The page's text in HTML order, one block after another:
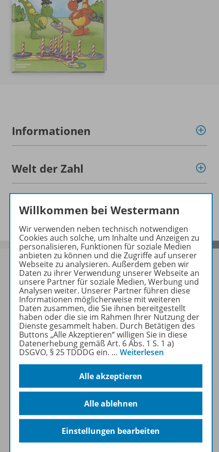
Informationen
Welt der Zahl
Benachrichtigungs-Service
Sofort profitieren
Zum Newsletter anmelden
Folgen Sie uns auf Social Media
Westermann Gruppe
Willkommen bei Westermann
Wir verwenden neben technisch notwendigen
Cookies auch solche, um Inhalte und Anzeigen zu
personalisieren, Funktionen für soziale Medien
anbieten zu können und die Zugriffe auf unserer
Webseite zu analysieren. Außerdem geben wir
Daten zu ihrer Verwendung unserer Webseite an
unsere Partner für soziale Medien, Werbung und
Analysen weiter. Unserer Partner führen diese
Informationen möglicherweise mit weiteren
Daten zusammen, die Sie ihnen bereitgestellt
haben oder die sie im Rahmen Ihrer Nutzung der
Dienste gesammelt haben. Durch Betätigen des
Buttons „Alle Akzeptieren“ willigen Sie in diese
Datenerhebung gemäß Art. 6 Abs. 1 S. 1 a)
DSGVO, § 25 TDDDG ein. … Weiterlesen
Alle akzeptieren
Alle ablehnen
Einstellungen bearbeiten